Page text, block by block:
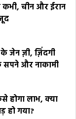
चीन और ईरान
जेन ज़ी, ज़िंदगी
सपने और नाकामी
होगा लाभ, क्या
हो गया?